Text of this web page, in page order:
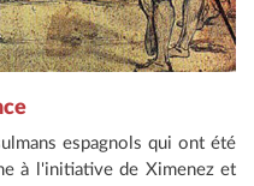
espagnols qui ont été
à l'initiative de Ximenez et